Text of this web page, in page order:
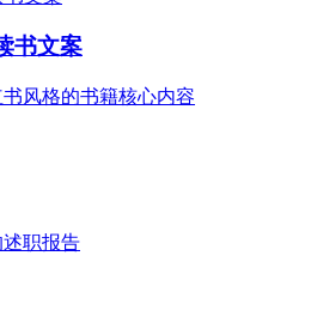
书文案
风格的书籍核心内容
职报告